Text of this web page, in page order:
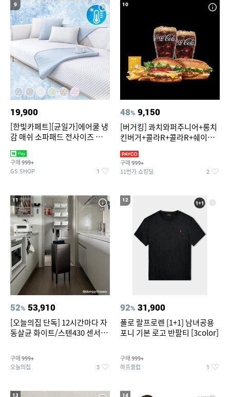
9
19,900
[한빛카페트][균일가]에어쿨 냉
감 매쉬 소파패드 전사이즈 균일
구매 999+
GS SHOP 1
10
48% 9,150
[버거킹] 콰치와퍼주니어+롱치
킨버거+콜라R+콜라R+쉐이킹
구매 999+
11번가 쇼킹딜 2
11
52% 53,910
[오늘의집 단독] 12시간마다 자
동살균 화이트/스텐430 센서휴
구매 999+
오늘의집 3
12
92% 31,900
폴로 랄프로렌 [1+1] 남녀공용
포니 기본 로고 반팔티 [3color]
구매 999+
하프클럽 1
13 14